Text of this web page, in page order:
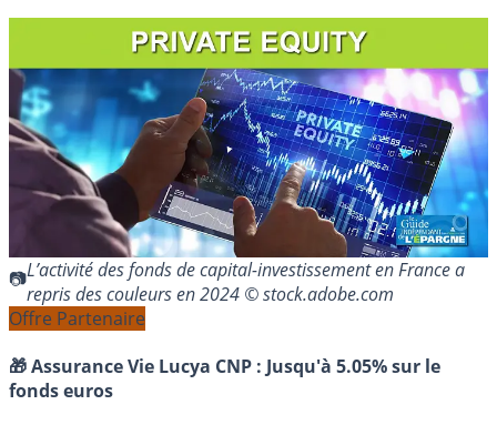
L’activité des fonds de capital-investissement en France a
repris des couleurs en 2024 © stock.adobe.com
Offre Partenaire
🎁 Assurance Vie Lucya CNP : Jusqu'à 5.05% sur le
fonds euros